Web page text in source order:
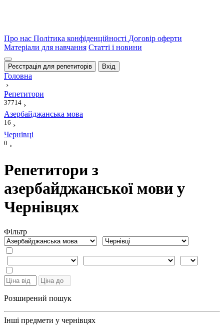
Про нас Політика конфіденційності Договір оферти
Матеріали для навчання Статті і новини
Реєстрація для репетиторів Вхід
Головна
›
Репетитори
37714 ›
Азербайджанська мова
16 ›
Чернівці
0 ›
Репетитори з
азербайджанської мови у
Чернівцях
Фiльтр
Розширений пошук
Інші предмети у чернівцях